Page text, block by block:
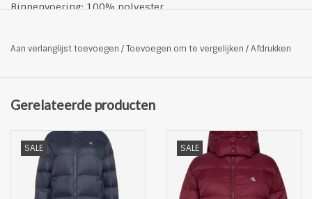
Binnenvoering: 100% polyester
Niet strijken
Chemisch reinigen aangeraden
Aan verlanglijst toevoegen /Toevoegen om te vergelijken /Afdrukken
Gerelateerde producten
SALE SALE